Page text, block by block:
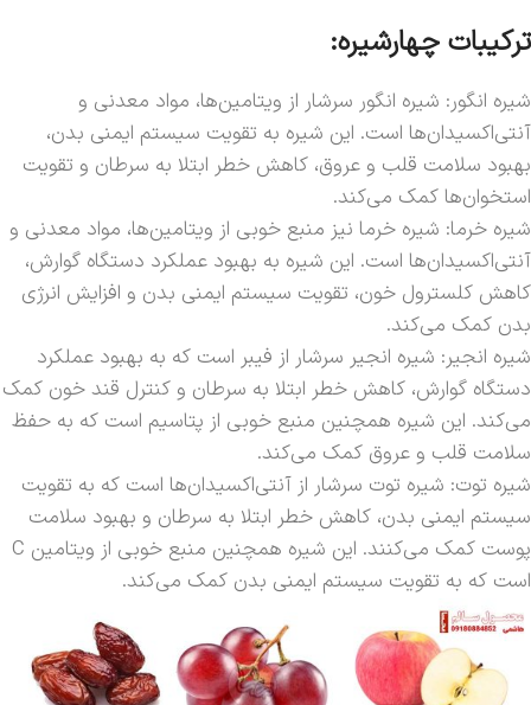
ترکیبات چهارشیره:
شیره انگور: شیره انگور سرشار از ویتامین‌ها، مواد معدنی و
آنتی‌اکسیدان‌ها است. این شیره به تقویت سیستم ایمنی بدن،
بهبود سلامت قلب و عروق، کاهش خطر ابتلا به سرطان و تقویت
استخوان‌ها کمک می‌کند.
شیره خرما: شیره خرما نیز منبع خوبی از ویتامین‌ها، مواد معدنی و
آنتی‌اکسیدان‌ها است. این شیره به بهبود عملکرد دستگاه گوارش،
کاهش کلسترول خون، تقویت سیستم ایمنی بدن و افزایش انرژی
بدن کمک می‌کند.
شیره انجیر: شیره انجیر سرشار از فیبر است که به بهبود عملکرد
دستگاه گوارش، کاهش خطر ابتلا به سرطان و کنترل قند خون کمک
می‌کند. این شیره همچنین منبع خوبی از پتاسیم است که به حفظ
سلامت قلب و عروق کمک می‌کند.
شیره توت: شیره توت سرشار از آنتی‌اکسیدان‌ها است که به تقویت
سیستم ایمنی بدن، کاهش خطر ابتلا به سرطان و بهبود سلامت
پوست کمک می‌کنند. این شیره همچنین منبع خوبی از ویتامین C
است که به تقویت سیستم ایمنی بدن کمک می‌کند.